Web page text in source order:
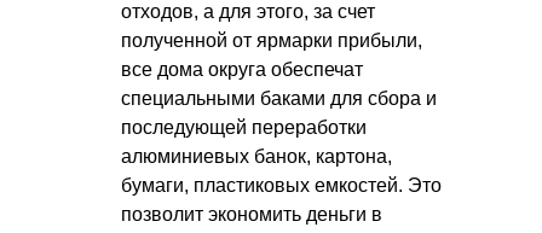
отходов, а для этого, за счет
полученной от ярмарки прибыли,
все дома округа обеспечат
специальными баками для сбора и
последующей переработки
алюминиевых банок, картона,
бумаги, пластиковых емкостей. Это
позволит экономить деньги в